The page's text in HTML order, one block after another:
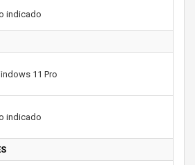
indicado
11 Pro
indicado